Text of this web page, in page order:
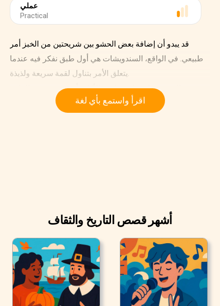
عملي
Practical
قد يبدو أن إضافة بعض الحشو بين شريحتين من الخبز أمر
طبيعي. في الواقع، السندويشات هي أول طبق نفكر فيه عندما
يتعلق الأمر بتناول لقمة سريعة ولذيذة.
غيرت السندويشات طريقتنا في الأكل وأصبحت مربحة للغاية،
اقرأ واستمع بأي لغة
أشهر قصص التاريخ والثقاف